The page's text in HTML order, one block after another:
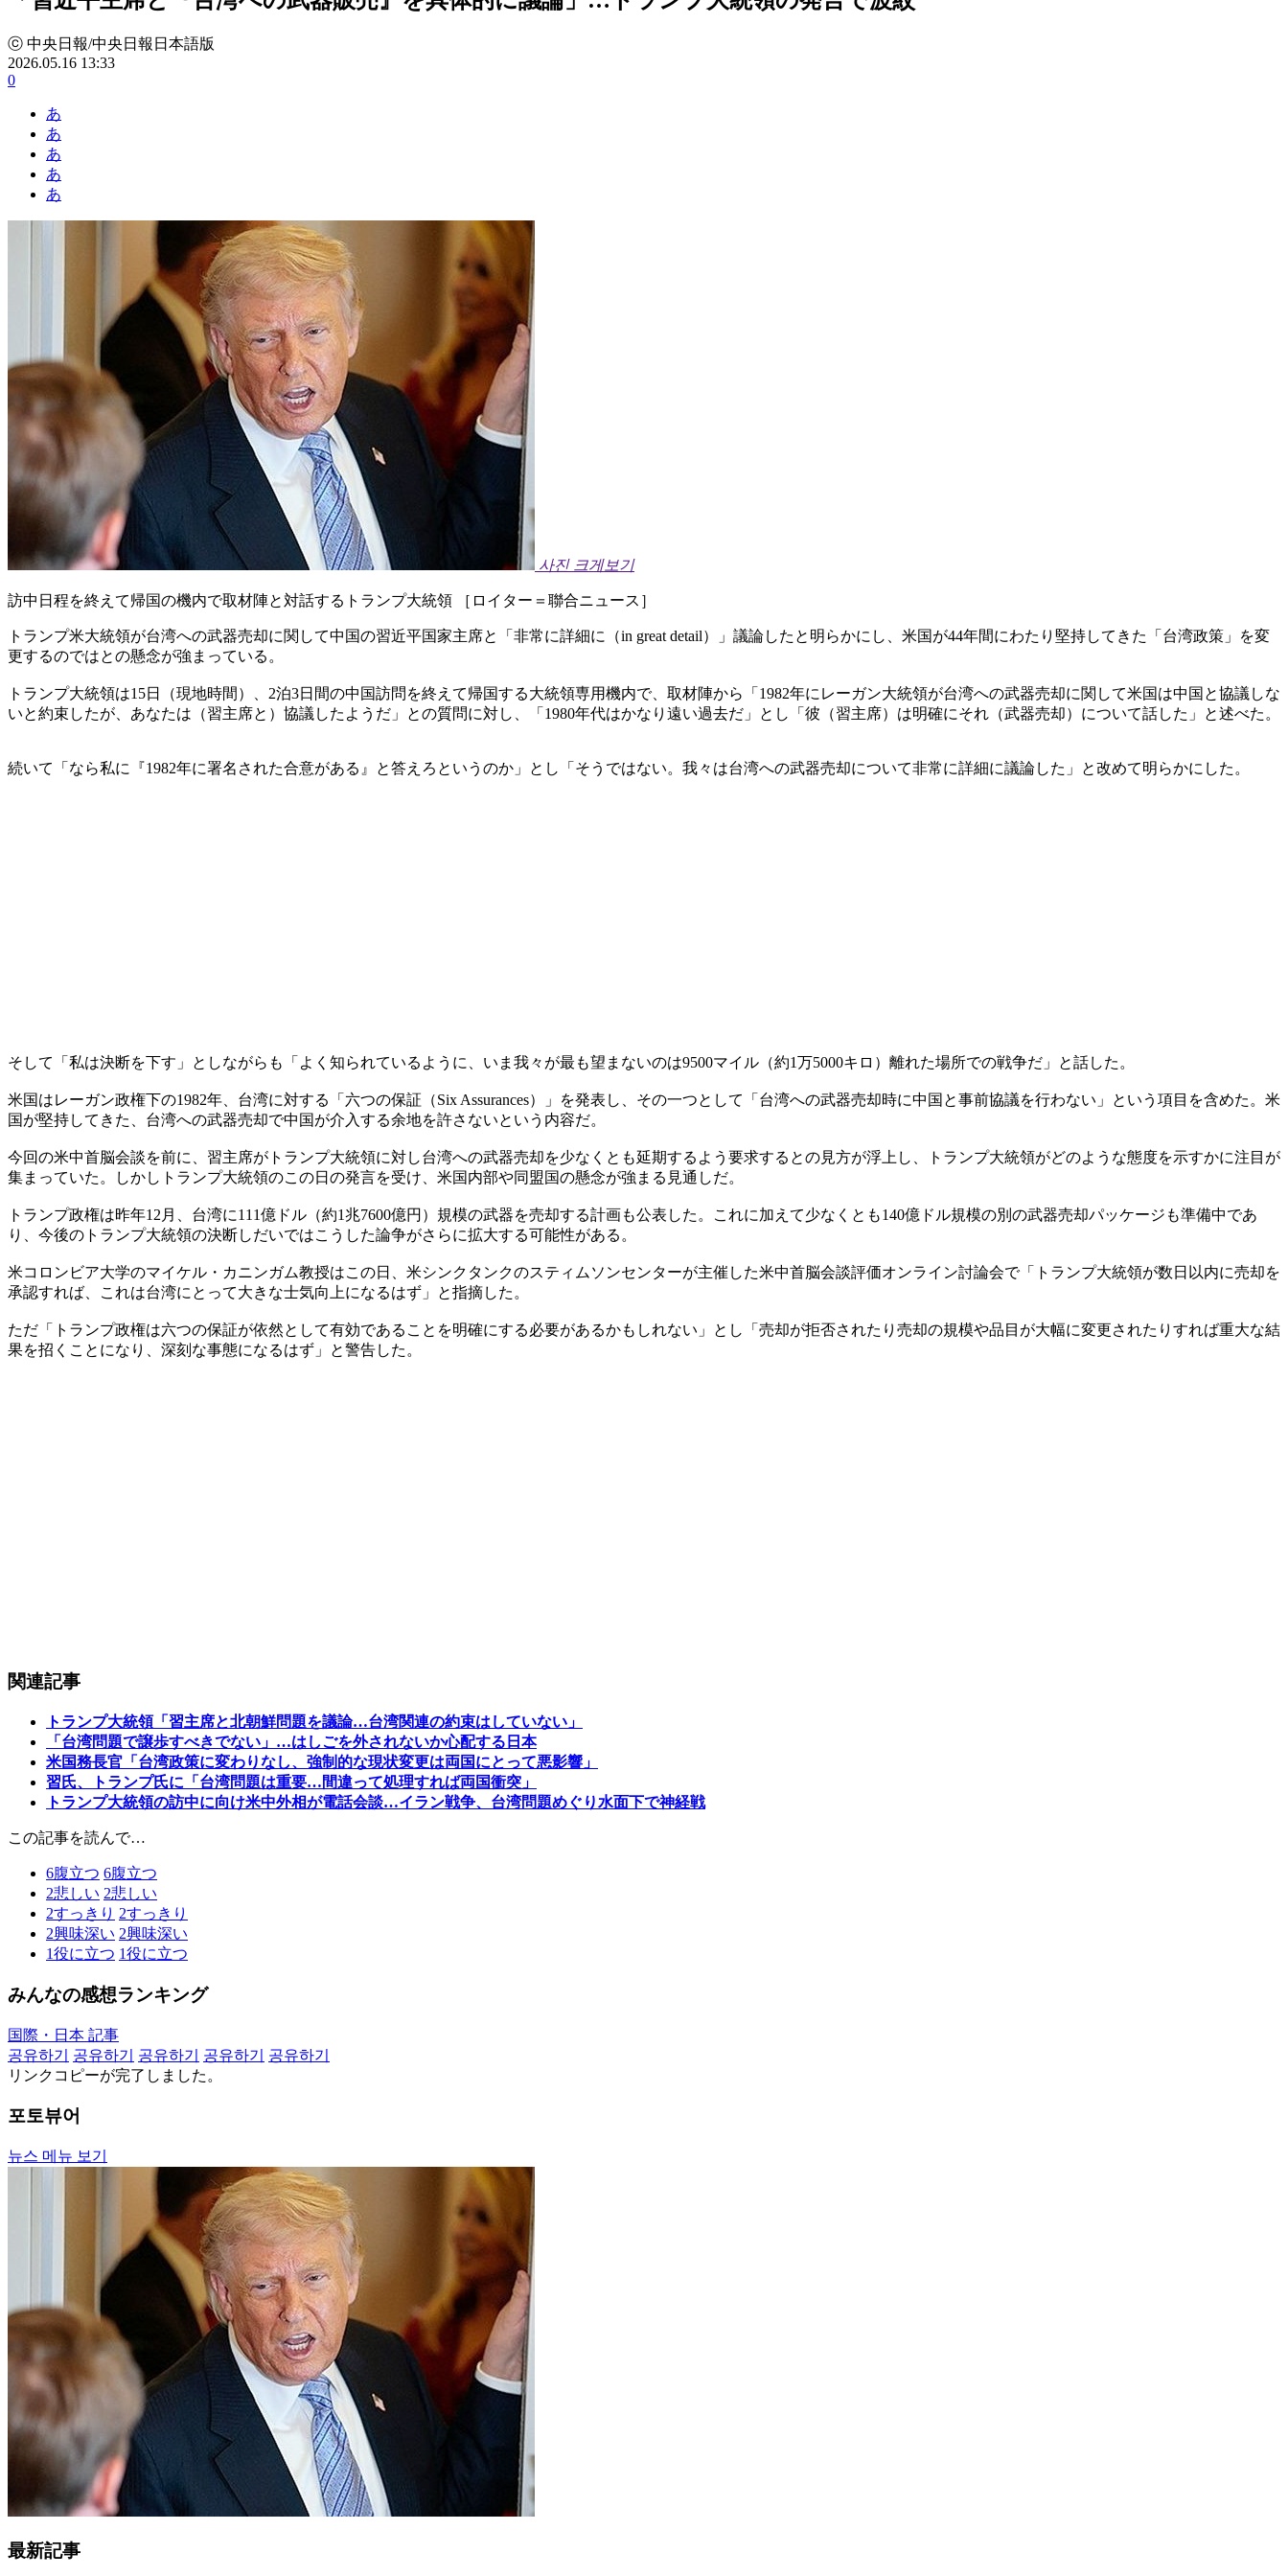
ⓒ 中央日報/中央日報日本語版
2026.05.16 13:33
0
あ
あ
あ
あ
あ
사진 크게보기
訪中日程を終えて帰国の機内で取材陣と対話するトランプ大統領 ［ロイター＝聯合ニュース］
トランプ米大統領が台湾への武器売却に関して中国の習近平国家主席と「非常に詳細に（in great detail）」議論したと明らかにし、米国が44年間にわたり堅持してきた「台湾政策」を変
更するのではとの懸念が強まっている。
トランプ大統領は15日（現地時間）、2泊3日間の中国訪問を終えて帰国する大統領専用機内で、取材陣から「1982年にレーガン大統領が台湾への武器売却に関して米国は中国と協議しな
いと約束したが、あなたは（習主席と）協議したようだ」との質問に対し、「1980年代はかなり遠い過去だ」とし「彼（習主席）は明確にそれ（武器売却）について話した」と述べた。
続いて「なら私に『1982年に署名された合意がある』と答えろというのか」とし「そうではない。我々は台湾への武器売却について非常に詳細に議論した」と改めて明らかにした。
そして「私は決断を下す」としながらも「よく知られているように、いま我々が最も望まないのは9500マイル（約1万5000キロ）離れた場所での戦争だ」と話した。
米国はレーガン政権下の1982年、台湾に対する「六つの保証（Six Assurances）」を発表し、その一つとして「台湾への武器売却時に中国と事前協議を行わない」という項目を含めた。米
国が堅持してきた、台湾への武器売却で中国が介入する余地を許さないという内容だ。
今回の米中首脳会談を前に、習主席がトランプ大統領に対し台湾への武器売却を少なくとも延期するよう要求するとの見方が浮上し、トランプ大統領がどのような態度を示すかに注目が
集まっていた。しかしトランプ大統領のこの日の発言を受け、米国内部や同盟国の懸念が強まる見通しだ。
トランプ政権は昨年12月、台湾に111億ドル（約1兆7600億円）規模の武器を売却する計画も公表した。これに加えて少なくとも140億ドル規模の別の武器売却パッケージも準備中であ
り、今後のトランプ大統領の決断しだいではこうした論争がさらに拡大する可能性がある。
米コロンビア大学のマイケル・カニンガム教授はこの日、米シンクタンクのスティムソンセンターが主催した米中首脳会談評価オンライン討論会で「トランプ大統領が数日以内に売却を
承認すれば、これは台湾にとって大きな士気向上になるはず」と指摘した。
ただ「トランプ政権は六つの保証が依然として有効であることを明確にする必要があるかもしれない」とし「売却が拒否されたり売却の規模や品目が大幅に変更されたりすれば重大な結
果を招くことになり、深刻な事態になるはず」と警告した。
関連記事
トランプ大統領「習主席と北朝鮮問題を議論…台湾関連の約束はしていない」
「台湾問題で譲歩すべきでない」…はしごを外されないか心配する日本
米国務長官「台湾政策に変わりなし、強制的な現状変更は両国にとって悪影響」
習氏、トランプ氏に「台湾問題は重要…間違って処理すれば両国衝突」
トランプ大統領の訪中に向け米中外相が電話会談…イラン戦争、台湾問題めぐり水面下で神経戦
この記事を読んで…
6腹立つ 6腹立つ
2悲しい 2悲しい
2すっきり 2すっきり
2興味深い 2興味深い
1役に立つ 1役に立つ
みんなの感想ランキング
国際・日本 記事
공유하기
공유하기 공유하기 공유하기
공유하기
リンクコピーが完了しました。
포토뷰어
뉴스 메뉴 보기
最新記事